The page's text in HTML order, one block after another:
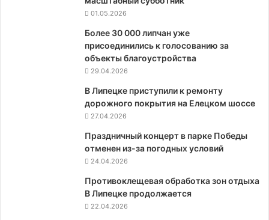
01.05.2026
Более 30 000 липчан уже
присоединились к голосованию за
объекты благоустройства
29.04.2026
В Липецке приступили к ремонту
дорожного покрытия на Елецком шоссе
27.04.2026
Праздничный концерт в парке Победы
отменен из-за погодных условий
24.04.2026
Противоклещевая обработка зон отдыха
В Липецке продолжается
22.04.2026